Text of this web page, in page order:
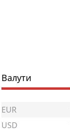
Валути
EUR
USD